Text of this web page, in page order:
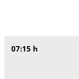
07:15 h